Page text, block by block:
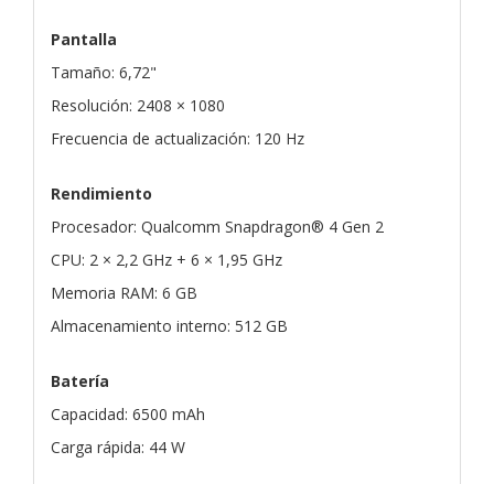
Pantalla
Tamaño: 6,72"
Resolución: 2408 × 1080
Frecuencia de actualización: 120 Hz
Rendimiento
Procesador: Qualcomm Snapdragon® 4 Gen 2
CPU: 2 × 2,2 GHz + 6 × 1,95 GHz
Memoria RAM: 6 GB
Almacenamiento interno: 512 GB
Batería
Capacidad: 6500 mAh
Carga rápida: 44 W